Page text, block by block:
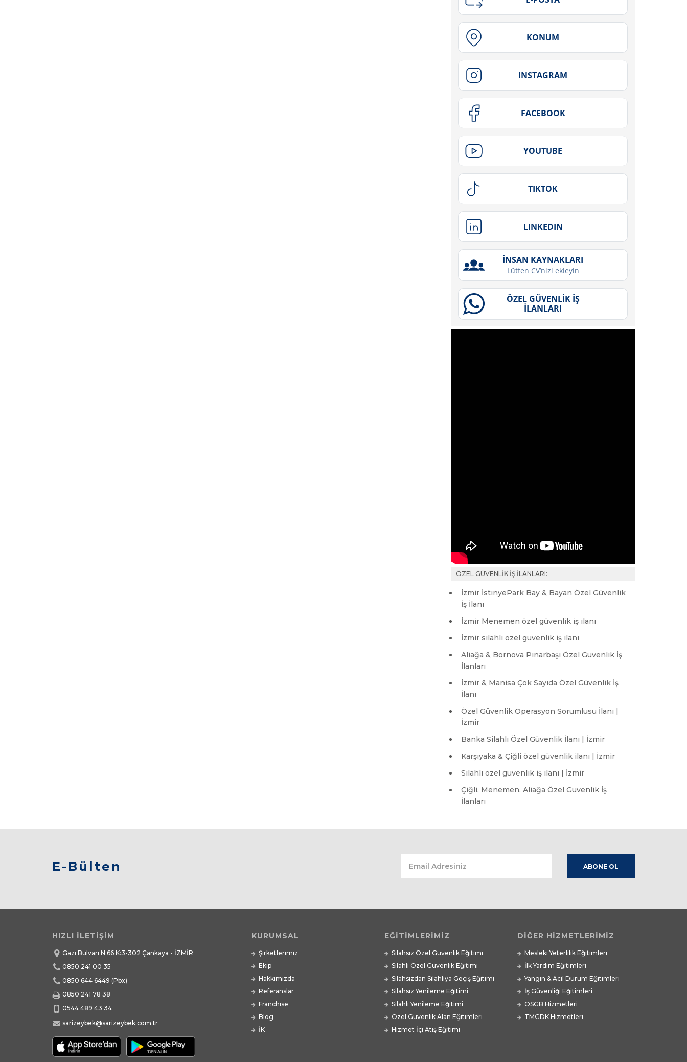
ÖZEL GÜVENLİK İŞ İLANLARI:
İzmir İstinyePark Bay & Bayan Özel Güvenlik
İş İlanı
İzmir Menemen özel güvenlik iş ilanı
İzmir silahlı özel güvenlik iş ilanı
Aliağa & Bornova Pınarbaşı Özel Güvenlik İş
İlanları
İzmir & Manisa Çok Sayıda Özel Güvenlik İş
İlanı
Özel Güvenlik Operasyon Sorumlusu İlanı |
İzmir
Banka Silahlı Özel Güvenlik İlanı | İzmir
Karşıyaka & Çiğli özel güvenlik ilanı | İzmir
Silahlı özel güvenlik iş ilanı | İzmir
Çiğli, Menemen, Aliağa Özel Güvenlik İş
İlanları
E-Bülten
HIZLI İLETİŞİM
Gazi Bulvarı N:66 K:3-302 Çankaya - İZMİR
0850 241 00 35
0850 644 6449 (Pbx)
0850 241 78 38
0544 489 43 34
sarizeybek@sarizeybek.com.tr
KURUMSAL
Şirketlerimiz
Ekip
Hakkımızda
Referanslar
Franchıse
Blog
İK
EĞİTİMLERİMİZ
Silahsız Özel Güvenlik Eğitimi
Silahlı Özel Güvenlik Eğitimi
Silahsızdan Silahlıya Geçiş Eğitimi
Silahsız Yenileme Eğitimi
Silahlı Yenileme Eğitimi
Özel Güvenlik Alan Eğitimleri
Hizmet İçi Atış Eğitimi
DİĞER HİZMETLERİMİZ
Mesleki Yeterlilik Eğitimleri
İlk Yardım Eğitimleri
Yangın & Acil Durum Eğitimleri
İş Güvenliği Eğitimleri
OSGB Hizmetleri
TMGDK Hizmetleri